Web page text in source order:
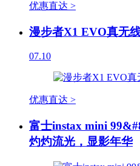
优惠直达 >
漫步者X1 EVO真无
07.10
优惠直达 >
富士instax mini
灼灼流光，显影年华